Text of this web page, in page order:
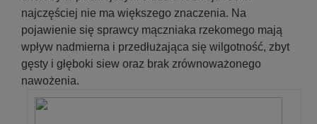
najczęściej nie ma większego znaczenia. Na
pojawienie się sprawcy mączniaka rzekomego mają
wpływ nadmierna i przedłużająca się wilgotność, zbyt
gęsty i głęboki siew oraz brak zrównoważonego
nawożenia.